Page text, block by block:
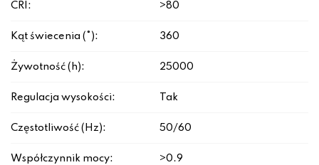
CRI: >80
Kąt świecenia (°): 360
Żywotność (h): 25000
Regulacja wysokości: Tak
Częstotliwość (Hz): 50/60
Współczynnik mocy: >0.9